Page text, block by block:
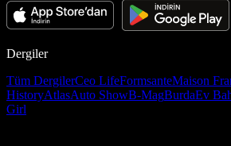
Dergiler
Tüm DergilerCeo LifeFormsanteMaison
HistoryAtlasAuto ShowB-MagBurdaEv
Girl